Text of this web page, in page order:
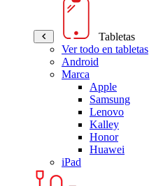
Tabletas
Ver todo en tabletas
Android
Marca
Apple
Samsung
Lenovo
Kalley
Honor
Huawei
iPad